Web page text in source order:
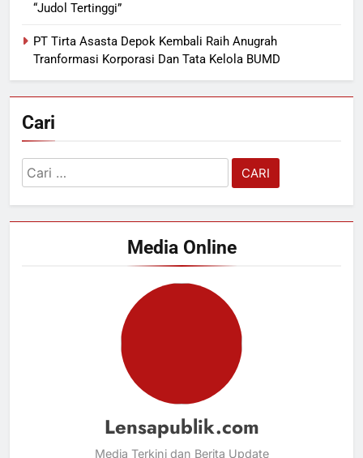
“Judol Tertinggi”
PT Tirta Asasta Depok Kembali Raih Anugrah
Tranformasi Korporasi Dan Tata Kelola BUMD
Cari
Cari
untuk:
Media Online
Lensapublik.com
Media Terkini dan Berita Update